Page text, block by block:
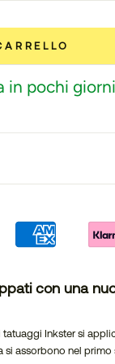
in pochi
con una
tatuaggi Inkster si
si assorbono nel primo